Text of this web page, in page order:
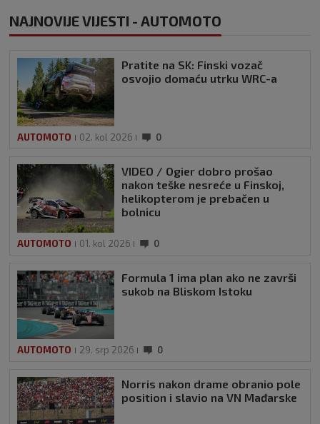
NAJNOVIJE VIJESTI - AUTOMOTO
Pratite na SK: Finski vozač
osvojio domaću utrku WRC-a
AUTOMOTO 02. kol 2026 0
VIDEO / Ogier dobro prošao
nakon teške nesreće u Finskoj,
helikopterom je prebačen u
bolnicu
AUTOMOTO 01. kol 2026 0
Formula 1 ima plan ako ne završi
sukob na Bliskom Istoku
AUTOMOTO 29. srp 2026 0
Norris nakon drame obranio pole
position i slavio na VN Mađarske